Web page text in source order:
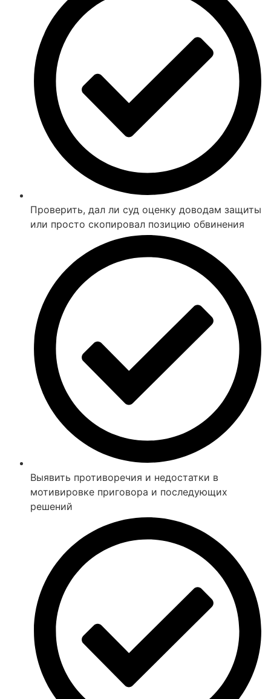
Проверить, дал ли суд оценку доводам защиты
или просто скопировал позицию обвинения
Выявить противоречия и недостатки в
мотивировке приговора и последующих
решений